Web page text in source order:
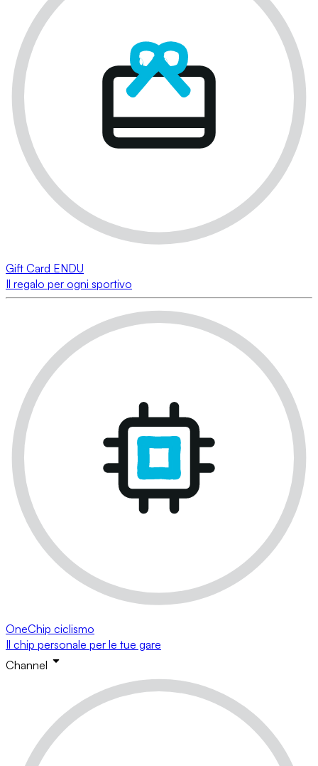
Gift Card ENDU
Il regalo per ogni sportivo
OneChip ciclismo
Il chip personale per le tue gare
Channel